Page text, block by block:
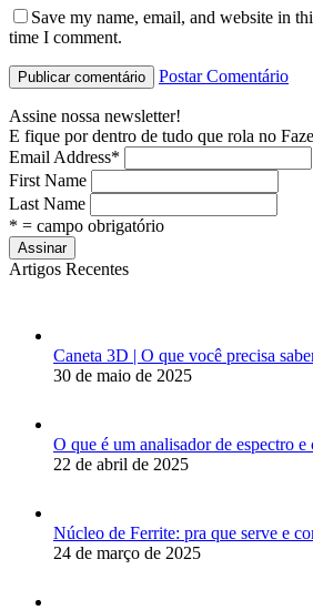
Save my name, email, and website in
time I comment.
Postar Comentário
Assine nossa newsletter!
E fique por dentro de tudo que rola no
Email Address*
First Name
Last Name
* = campo obrigatório
Artigos Recentes
Caneta 3D | O que você precisa
30 de maio de 2025
O que é um analisador de espectro
22 de abril de 2025
Núcleo de Ferrite: pra que serve e
24 de março de 2025